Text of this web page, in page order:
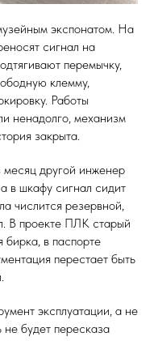
экспонатом. На
сигнал на
перемычку,
клемму,
Работы
ненадолго, механизм
закрыта.
другой инженер
в шкафу сигнал сидит
числится резервной,
В проекте ПЛК старый
в паспорте
перестает быть
эксплуатации, а не
будет пересказа